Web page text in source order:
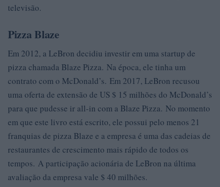
televisão.
Pizza Blaze
Em 2012, a LeBron decidiu investir em uma startup de
pizza chamada Blaze Pizza. Na época, ele tinha um
contrato com o McDonald’s. Em 2017, LeBron recusou
uma oferta de extensão de US $ 15 milhões do McDonald’s
para que pudesse ir all-in com a Blaze Pizza. No momento
em que este livro está escrito, ele possui pelo menos 21
franquias de pizza Blaze e a empresa é uma das cadeias de
restaurantes de crescimento mais rápido de todos os
tempos. A participação acionária de LeBron na última
avaliação da empresa vale $ 40 milhões.